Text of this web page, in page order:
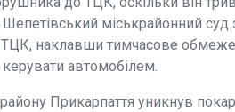
Шепетівський міськрайонний
ТЦК, наклавши тимчасове
автомобілем.
Прикарпаття уникнув